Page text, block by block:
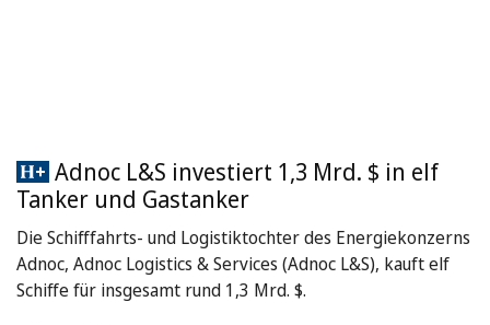
Adnoc L&S investiert 1,3 Mrd. $ in elf
Tanker und Gastanker
Die Schifffahrts- und Logistiktochter des Energiekonzerns
Adnoc, Adnoc Logistics & Services (Adnoc L&S), kauft elf
Schiffe für insgesamt rund 1,3 Mrd. $.